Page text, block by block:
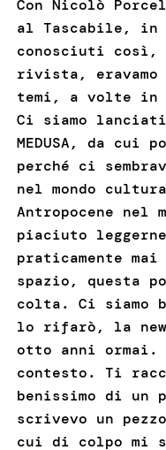
Con Nicolò
al Tascabile, in
conosciuti così,
rivista,
temi, a volte in
Ci siamo
MEDUSA, da
perché ci
nel mondo
Antropocene nel
piaciuto
praticamente
spazio, questa
colta. Ci siamo
lo rifarò, la
otto anni ormai.
contesto. Ti
benissimo di un
scrivevo un
cui di colpo mi